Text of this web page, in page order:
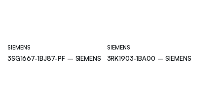
SIEMENS
3SG1667-1BJ87-PF – SIEMENS
SIEMENS
3RK1903-1BA00 – SIEMENS